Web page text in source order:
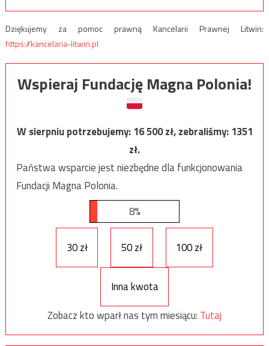
Dziękujemy za pomoc prawną Kancelarii Prawnej Litwin:
https://kancelaria-litwin.pl
Wspieraj Fundację Magna Polonia!
W sierpniu potrzebujemy:16 500zł, zebraliśmy:1351
zł.
Państwa wsparcie jest niezbędne dla funkcjonowania
Fundacji Magna Polonia.
8%
30 zł 50 zł 100 zł
Inna kwota
Zobacz kto wparł nas tym miesiącu: Tutaj